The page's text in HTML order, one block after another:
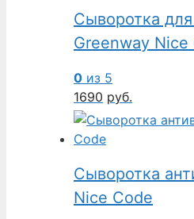
Сыворотка
Greenway Nice
0 из 5
1690 руб.
Сыворотка
Nice Code